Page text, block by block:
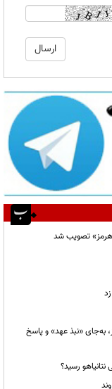
هرمز» تصویب شد
به‌جای «نبذ عهد» و پاسخ
رسید؟